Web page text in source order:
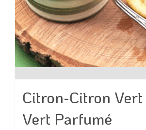
Citron-Citron
Vert Parfumé